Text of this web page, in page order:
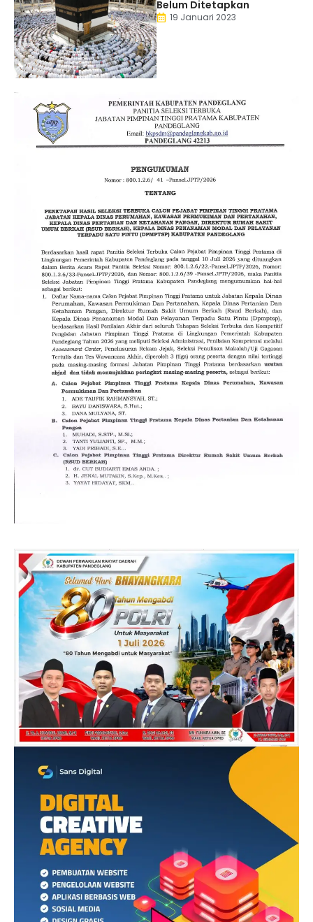
Belum Ditetapkan
19 Januari 2023